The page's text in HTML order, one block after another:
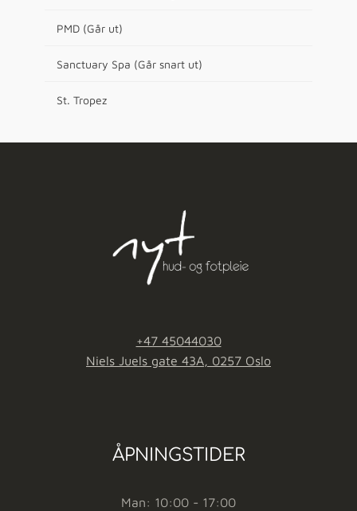
PMD (Går ut)
Sanctuary Spa (Går snart ut)
St. Tropez
+47 45044030
Niels Juels gate 43A, 0257 Oslo
ÅPNINGSTIDER
Man: 10:00 - 17:00